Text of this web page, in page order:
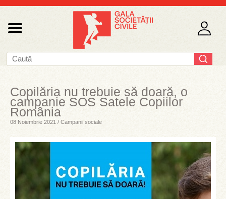
Copilăria nu trebuie să doară, o
campanie SOS Satele Copiilor
România
08 Noiembrie 2021 / Campanii sociale